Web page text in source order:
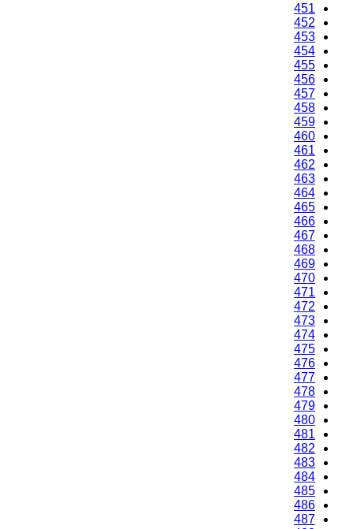
451
452
453
454
455
456
457
458
459
460
461
462
463
464
465
466
467
468
469
470
471
472
473
474
475
476
477
478
479
480
481
482
483
484
485
486
487